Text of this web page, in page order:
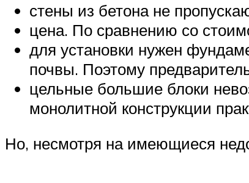
стены из бетона не
цена. По сравнению со
для установки нужен
почвы. Поэтому
цельные большие блоки
монолитной конструкции
Но, несмотря на имеющиеся